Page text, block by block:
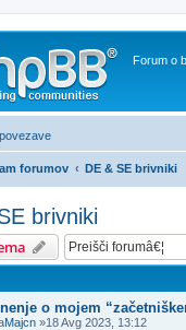
Forum o
forumov DE & SE brivniki
brivniki
o mojem
Majcn »18 Avg 2023, 13:12